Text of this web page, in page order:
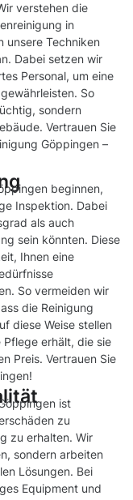
verstehen die
in
unsere Techniken
Dabei setzen wir
Personal, um eine
So
sondern
Vertrauen Sie
Göppingen –
beginnen,
Inspektion. Dabei
als auch
sein könnten. Diese
Ihnen eine
So vermeiden wir
die Reinigung
diese Weise stellen
erhält, die sie
Preis. Vertrauen Sie
ist
zu
zu erhalten. Wir
sondern arbeiten
Lösungen. Bei
Equipment und